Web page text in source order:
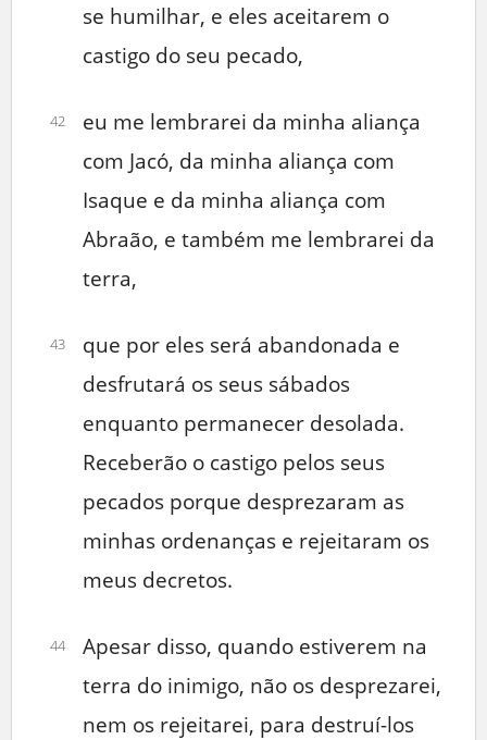
se humilhar, e eles aceitarem o
castigo do seu pecado,
42
eu me lembrarei da minha aliança
com Jacó, da minha aliança com
Isaque e da minha aliança com
Abraão, e também me lembrarei da
terra,
43
que por eles será abandonada e
desfrutará os seus sábados
enquanto permanecer desolada.
Receberão o castigo pelos seus
pecados porque desprezaram as
minhas ordenanças e rejeitaram os
meus decretos.
44
Apesar disso, quando estiverem na
terra do inimigo, não os desprezarei,
nem os rejeitarei, para destruí-los